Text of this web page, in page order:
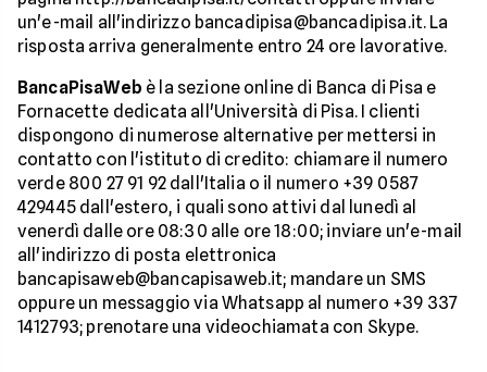
un'e-mail all'indirizzo bancadipisa@bancadipisa.it. La
risposta arriva generalmente entro 24 ore lavorative.
BancaPisaWeb è la sezione online di Banca di Pisa e
Fornacette dedicata all'Università di Pisa. I clienti
dispongono di numerose alternative per mettersi in
contatto con l'istituto di credito: chiamare il numero
verde 800 27 91 92 dall'Italia o il numero +39 0587
429445 dall'estero, i quali sono attivi dal lunedì al
venerdì dalle ore 08:30 alle ore 18:00; inviare un'e-mail
all'indirizzo di posta elettronica
bancapisaweb@bancapisaweb.it; mandare un SMS
oppure un messaggio via Whatsapp al numero +39 337
1412793; prenotare una videochiamata con Skype.